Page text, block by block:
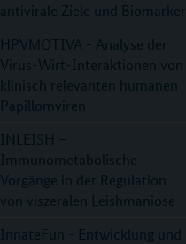
antivirale Ziele und Biomarker
HPVMOTIVA - Analyse der
Virus-Wirt-Interaktionen von
klinisch relevanten humanen
Papillomviren
INLEISH –
Immunometabolische
Vorgänge in der Regulation
von viszeralen Leishmaniose
InnateFun - Entwicklung und